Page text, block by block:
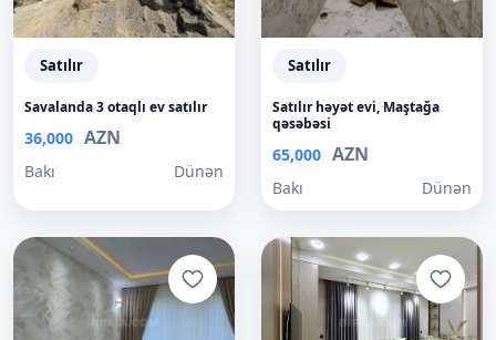
Satılır
Savalanda 3 otaqlı ev satılır
36,000 AZN
Bakı Dünən
Satılır
Satılır həyət evi, Maştağa
qəsəbəsi
65,000 AZN
Bakı Dünən